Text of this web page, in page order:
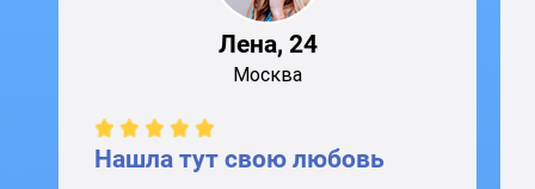
Лена, 24
Москва
Нашла тут свою любовь